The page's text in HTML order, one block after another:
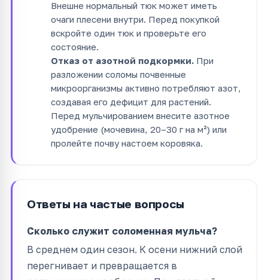
Внешне нормальный тюк может иметь
очаги плесени внутри. Перед покупкой
вскройте один тюк и проверьте его
состояние.
Отказ от азотной подкормки. При
разложении соломы почвенные
микроорганизмы активно потребляют азот,
создавая его дефицит для растений.
Перед мульчированием внесите азотное
удобрение (мочевина, 20–30 г на м²) или
пролейте почву настоем коровяка.
Ответы на частые вопросы
Сколько служит соломенная мульча?
В среднем один сезон. К осени нижний слой
перегнивает и превращается в